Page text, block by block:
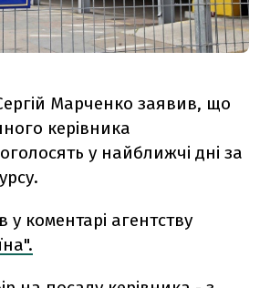
Марченко заявив, що
керівника
у найближчі дні за
у коментарі агентству